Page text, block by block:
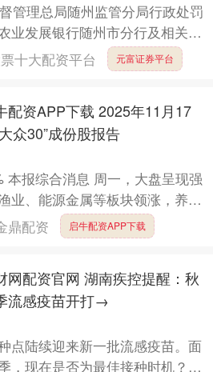
管理总局随州监管分局行政处罚
业发展银行随州市分行及相关责
严被罚款35万元，万某被警
十大配资平台 元富证券平台
配资APP下载 2025年11月17
众30”成份股报告
本报综合消息 周一，大盘呈现强
业、能源金属等板块领涨，养殖
等板块走势较弱。17日，上证综
鼎配资 启牛配资APP下载
网配资官网 湖南疾控提醒：秋
流感疫苗开打→
点陆续迎来新一批流感疫苗。面
，现在是否为最佳接种时机？价